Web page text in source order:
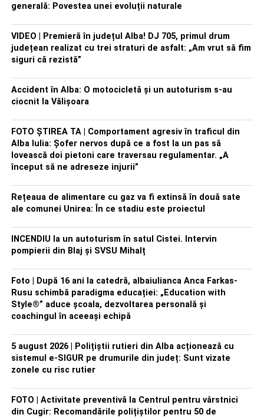
generală: Povestea unei evoluții naturale
VIDEO | Premieră în județul Alba! DJ 705, primul drum
județean realizat cu trei straturi de asfalt: „Am vrut să fim
siguri că rezistă”
Accident în Alba: O motocicletă și un autoturism s-au
ciocnit la Vălișoara
FOTO ȘTIREA TA | Comportament agresiv în traficul din
Alba Iulia: Șofer nervos după ce a fost la un pas să
lovească doi pietoni care traversau regulamentar. „A
început să ne adreseze injurii”
Rețeaua de alimentare cu gaz va fi extinsă în două sate
ale comunei Unirea: În ce stadiu este proiectul
INCENDIU la un autoturism în satul Cistei. Intervin
pompierii din Blaj și SVSU Mihalț
Foto | După 16 ani la catedră, albaiulianca Anca Farkas-
Rusu schimbă paradigma educației: „Education with
Style®” aduce școala, dezvoltarea personală și
coachingul în aceeași echipă
5 august 2026 | Polițiștii rutieri din Alba acționează cu
sistemul e-SIGUR pe drumurile din județ: Sunt vizate
zonele cu risc rutier
FOTO | Activitate preventivă la Centrul pentru vârstnici
din Cugir: Recomandările polițiștilor pentru 50 de